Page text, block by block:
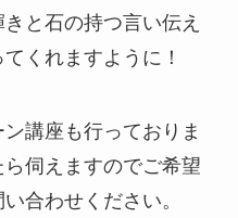
と石の持つ言い伝え
くれますように！
講座も行っておりま
伺えますのでご希望
合わせください。